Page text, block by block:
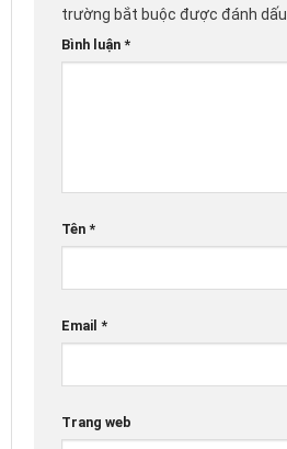
trường bắt buộc được đánh dấu
Bình luận *
Tên *
Email *
Trang web